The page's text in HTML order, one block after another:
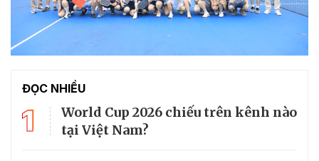
ĐỌC NHIỀU
1
World Cup 2026 chiếu trên kênh nào
tại Việt Nam?